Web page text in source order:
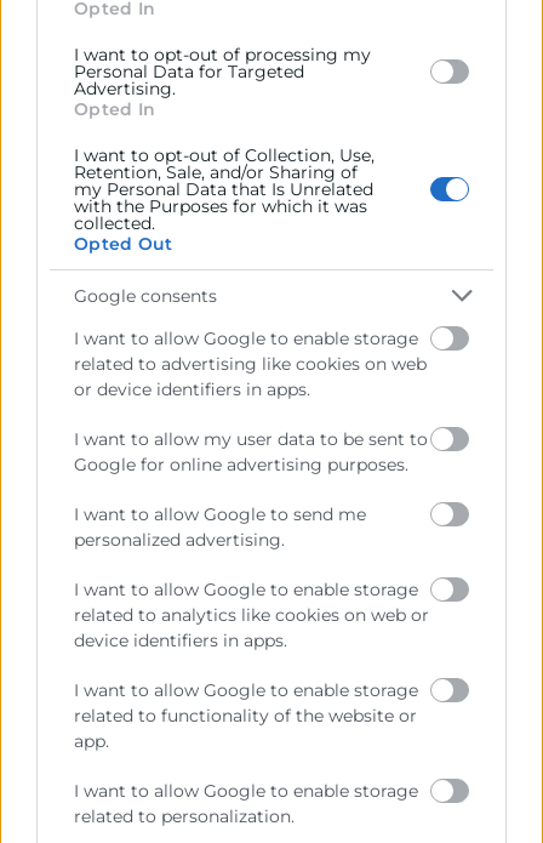
section.Opted In
I want to opt-out of processing my
Personal Data for Targeted
Advertising.
Opted In
I want to opt-out of Collection, Use,
Retention, Sale, and/or Sharing of
my Personal Data that Is Unrelated
with the Purposes for which it was
collected.
Opted Out
Google consents
I want to allow Google to enable storage
related to advertising like cookies on web
or device identifiers in apps.
I want to allow my user data to be sent to
Google for online advertising purposes.
I want to allow Google to send me
personalized advertising.
I want to allow Google to enable storage
related to analytics like cookies on web or
device identifiers in apps.
I want to allow Google to enable storage
related to functionality of the website or
app.
I want to allow Google to enable storage
related to personalization.
permite conseguir una agilidad en el desarrollo de
un proyecto con el objetivo de conseguir mejores
resultados y, con ello, maximizar el retorno de la
inversión. Este método de trabajo ágil y flexible es
muy utilizado en empresas para trabajar en equipo.
Y es
LEER MÁS »
12 de septiembre de 2022
una estrategia en buscadores de
éxito
Para llegar a tener visibilidad en Internet y aparecer
en primeras posiciones en buscadores, hay dos